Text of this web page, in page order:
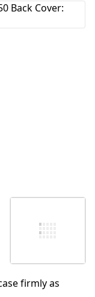
firmly as